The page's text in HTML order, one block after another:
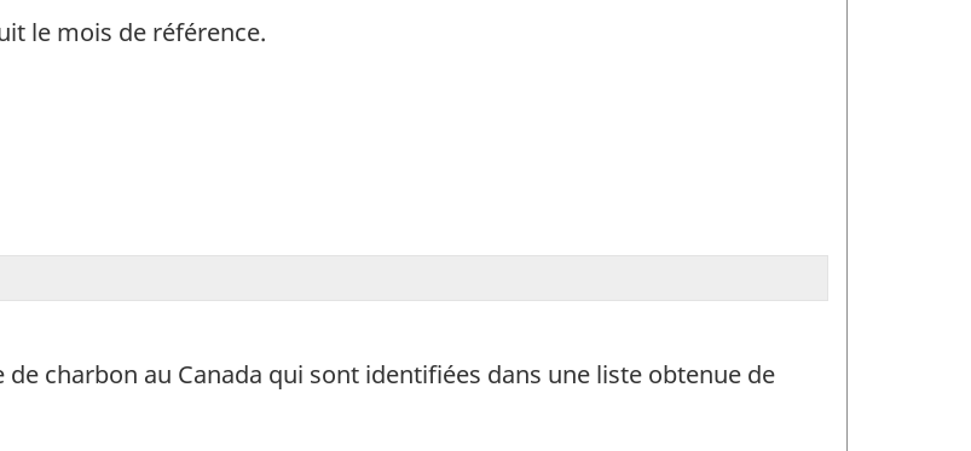
le mois de référence.
charbon au Canada qui sont identifiées dans une liste obtenue de